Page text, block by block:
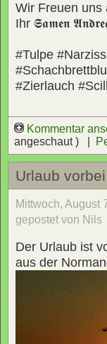
Wir Freuen uns
Ihr 𝕾𝖆𝖒𝖊𝖓
#Tulpe
#Zierlauch
Kommentar
angeschaut ) |
Urlaub
Mittwoch, August
gepostet von Nils
Der Urlaub ist
aus der